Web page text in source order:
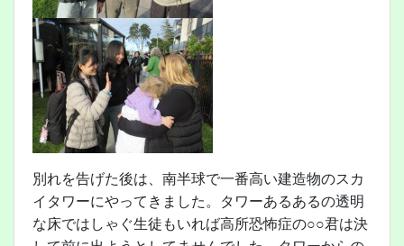
別れを告げた後は、南半球で一番高い建造物のスカ
イタワーにやってきました。タワーあるあるの透明
な床ではしゃぐ生徒もいれば高所恐怖症の○○君は決